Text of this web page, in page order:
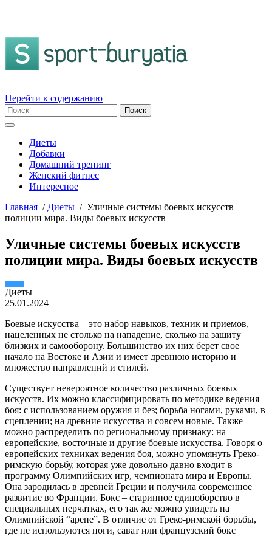
Перейти к содержанию
Диеты
Добавки
Домашний тренинг
Женский фитнес
Интересное
Главная / Диеты / Уличные системы боевых искусств
полиции мира. Виды боевых искусств
Уличные системы боевых искусств
полиции мира. Виды боевых искусств
Диеты
25.01.2024
Боевые искусства – это набор навыков, техник и приемов,
нацеленных не столько на нападение, сколько на защиту
близких и самооборону. Большинство их них берет свое
начало на Востоке и Азии и имеет древнюю историю и
множество направлений и стилей.
Существует невероятное количество различных боевых
искусств. Их можно классифицировать по методике ведения
боя: с использованием оружия и без; борьба ногами, руками, в
сцеплении; на древние искусства и совсем новые. Также
можно распределить по региональному признаку: на
европейские, восточные и другие боевые искусства. Говоря о
европейских техниках ведения боя, можно упомянуть Греко-
римскую борьбу, которая уже довольно давно входит в
программу Олимпийских игр, чемпионата мира и Европы.
Она зародилась в древней Греции и получила современное
развитие во Франции. Бокс – старинное единоборство в
специальных перчатках, его так же можно увидеть на
Олимпийской “арене”. В отличие от Греко-римской борьбы,
где не используются ноги, сават или французский бокс